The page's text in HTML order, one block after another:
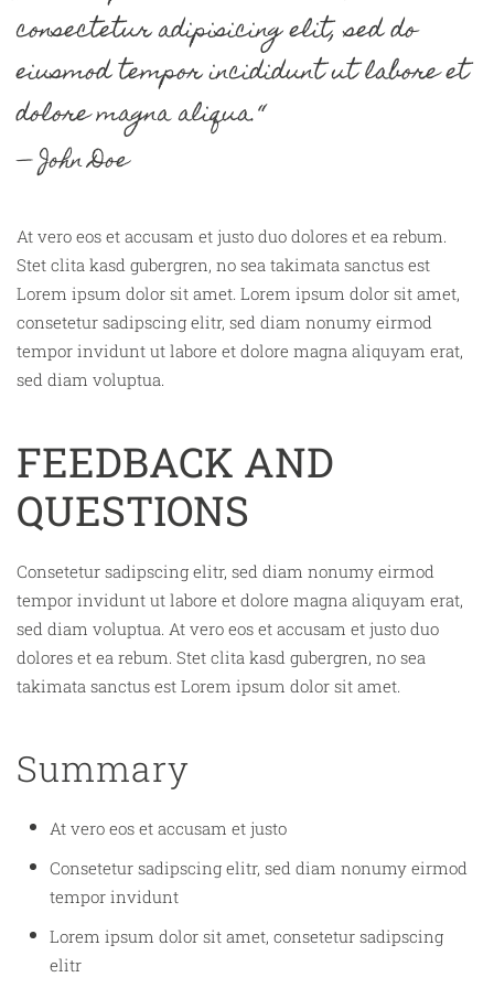
consectetur adipisicing elit, sed do
eiusmod tempor incididunt ut labore et
dolore magna aliqua.“
John Doe
At vero eos et accusam et justo duo dolores et ea rebum.
Stet clita kasd gubergren, no sea takimata sanctus est
Lorem ipsum dolor sit amet. Lorem ipsum dolor sit amet,
consetetur sadipscing elitr, sed diam nonumy eirmod
tempor invidunt ut labore et dolore magna aliquyam erat,
sed diam voluptua.
FEEDBACK AND
QUESTIONS
Consetetur sadipscing elitr, sed diam nonumy eirmod
tempor invidunt ut labore et dolore magna aliquyam erat,
sed diam voluptua. At vero eos et accusam et justo duo
dolores et ea rebum. Stet clita kasd gubergren, no sea
takimata sanctus est Lorem ipsum dolor sit amet.
Summary
At vero eos et accusam et justo
Consetetur sadipscing elitr, sed diam nonumy eirmod
tempor invidunt
Lorem ipsum dolor sit amet, consetetur sadipscing
elitr